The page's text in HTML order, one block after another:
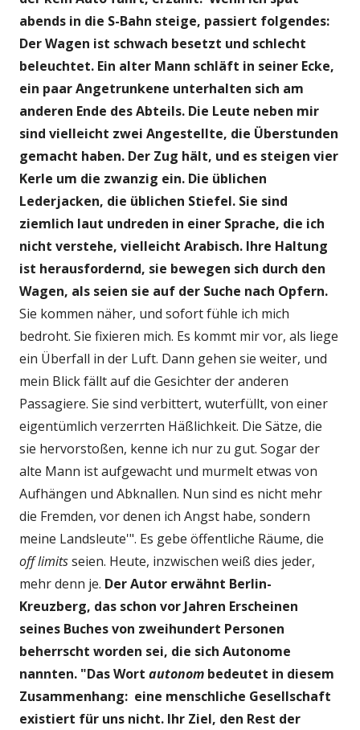
abends in die S-Bahn steige, passiert folgendes:
Der Wagen ist schwach besetzt und schlecht
beleuchtet. Ein alter Mann schläft in seiner Ecke,
ein paar Angetrunkene unterhalten sich am
anderen Ende des Abteils. Die Leute neben mir
sind vielleicht zwei Angestellte, die Überstunden
gemacht haben. Der Zug hält, und es steigen vier
Kerle um die zwanzig ein. Die üblichen
Lederjacken, die üblichen Stiefel. Sie sind
ziemlich laut undreden in einer Sprache, die ich
nicht verstehe, vielleicht Arabisch. Ihre Haltung
ist herausfordernd, sie bewegen sich durch den
Wagen, als seien sie auf der Suche nach Opfern.
Sie kommen näher, und sofort fühle ich mich
bedroht. Sie fixieren mich. Es kommt mir vor, als liege
ein Überfall in der Luft. Dann gehen sie weiter, und
mein Blick fällt auf die Gesichter der anderen
Passagiere. Sie sind verbittert, wuterfüllt, von einer
eigentümlich verzerrten Häßlichkeit. Die Sätze, die
sie hervorstoßen, kenne ich nur zu gut. Sogar der
alte Mann ist aufgewacht und murmelt etwas von
Aufhängen und Abknallen. Nun sind es nicht mehr
die Fremden, vor denen ich Angst habe, sondern
meine Landsleute'". Es gebe öffentliche Räume, die
off limitsseien. Heute, inzwischen weiß dies jeder,
mehr denn je. Der Autor erwähnt Berlin-
Kreuzberg, das schon vor Jahren Erscheinen
seines Buches von zweihundert Personen
beherrscht worden sei, die sich Autonome
nannten. "Das Wort autonom bedeutet in diesem
Zusammenhang: eine menschliche Gesellschaft
existiert für uns nicht. Ihr Ziel, den Rest der